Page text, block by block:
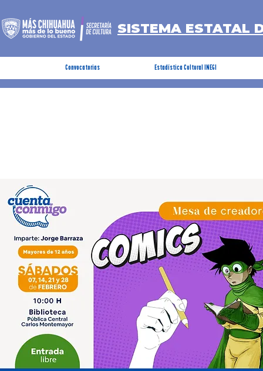
SISTEMA ESTATAL
Convocatorias Estadística Cultural INEGI